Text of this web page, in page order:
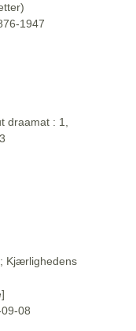
1947
draamat : 1,
Kjærlighedens
08